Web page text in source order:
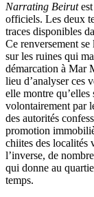
Narrating Beirutest
officiels. Les deux
traces disponibles
Ce renversement
sur les ruines qui
démarcation à Mar
lieu d’analyser ces
elle montre
volontairement par
des autorités
promotion
chiites des localités
l’inverse, de
qui donne au
temps.